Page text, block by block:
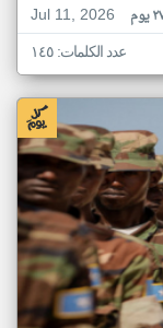
Jul 11, 2026
عدد الكلمات: ١٤٥